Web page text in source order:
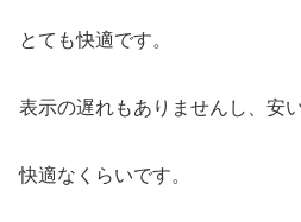
とても快適です。
表示の遅れもありませんし、安
快適なくらいです。